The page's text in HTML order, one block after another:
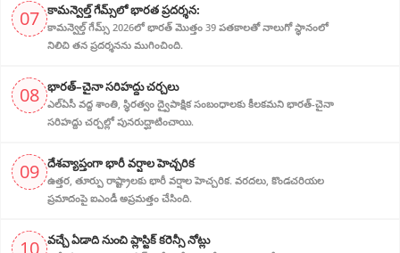
07 కామన్వెల్త్ గేమ్స్‌లో భారత ప్రదర్శన:
కామన్వెల్త్ గేమ్స్ 2026లో భారత్ మొత్తం 39 పతకాలతో నాలుగో స్థానంలో
నిలిచి తన ప్రదర్శనను ముగించింది.
08 భారత్–చైనా సరిహద్దు చర్చలు
ఎల్‌ఏసీ వద్ద శాంతి, స్థిరత్వం ద్వైపాక్షిక సంబంధాలకు కీలకమని భారత్-చైనా
సరిహద్దు చర్చల్లో పునరుద్ఘాటించాయి.
09 దేశవ్యాప్తంగా భారీ వర్షాల హెచ్చరిక
ఉత్తర, తూర్పు రాష్ట్రాలకు భారీ వర్షాల హెచ్చరిక. వరదలు, కొండచరియల
ప్రమాదంపై ఐఎండీ అప్రమత్తం చేసింది.
10 వచ్చే ఏడాది నుంచి ప్లాస్టిక్ కరెన్సీ నోట్లు